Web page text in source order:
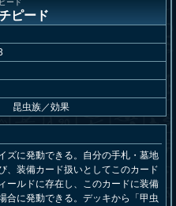
ード
ピード
昆虫族／効果
に発動できる。自分の手札・墓地
、装備カード扱いとしてこのカード
ールドに存在し、このカードに装備
合に発動できる。デッキから「甲虫